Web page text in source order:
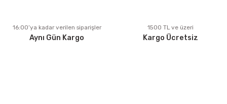
Ürün fiyatı diğer sitelerden daha pahalı.
Bu ürüne benzer farklı alternatifler olmalı.
16:00’ya kadar verilen siparişler
Aynı Gün Kargo
1500 TL ve üzeri
Kargo Ücretsiz